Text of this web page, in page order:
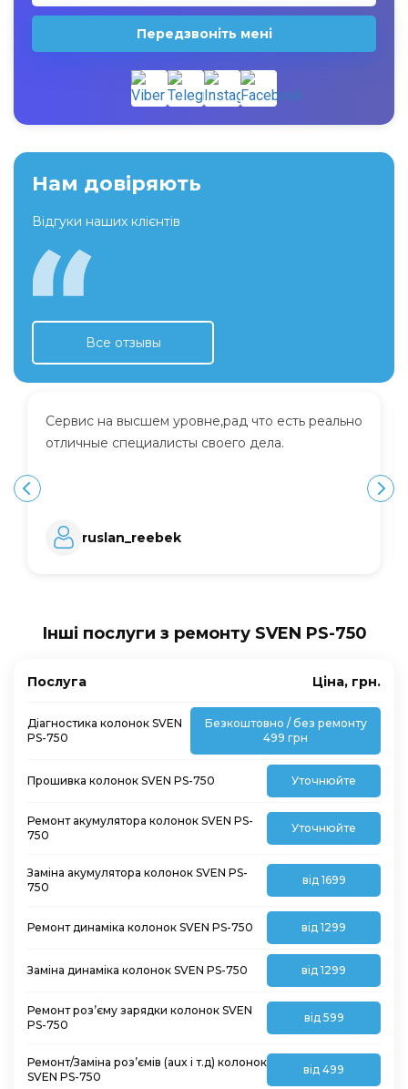
Передзвоніть мені
Нам довіряють
Відгуки наших клієнтів
Все отзывы
Сервис на высшем уровне,рад что есть реально
отличные специалисты своего дела.
ruslan_reebek
Інші послуги з ремонту SVEN PS-750
Послуга Ціна, грн.
Діагностика колонок SVEN
PS-750
Безкоштовно / без ремонту
499 грн
Прошивка колонок SVEN PS-750 Уточнюйте
Ремонт акумулятора колонок SVEN PS-
750
Уточнюйте
Заміна акумулятора колонок SVEN PS-
750
від 1699
Ремонт динаміка колонок SVEN PS-750 від 1299
Заміна динаміка колонок SVEN PS-750 від 1299
Ремонт роз’єму зарядки колонок SVEN
PS-750
від 599
Ремонт/Заміна роз’ємів (aux і т.д) колонок
SVEN PS-750
від 499